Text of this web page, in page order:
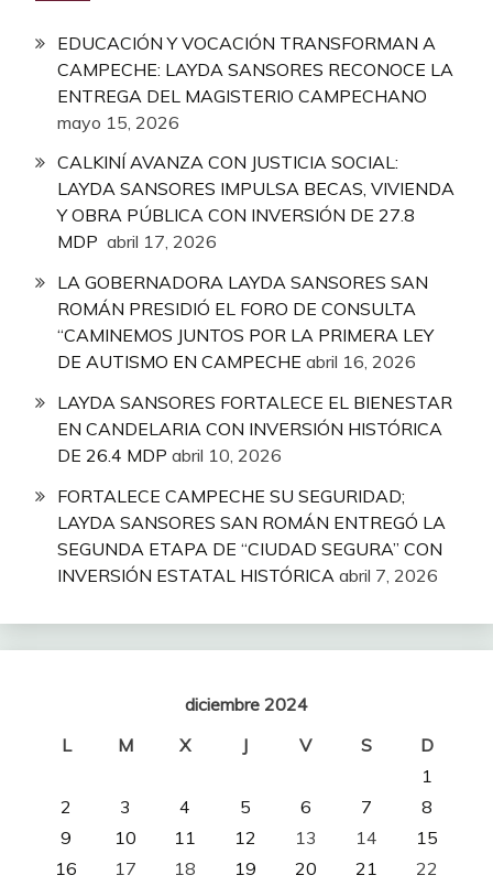
EDUCACIÓN Y VOCACIÓN TRANSFORMAN A
CAMPECHE: LAYDA SANSORES RECONOCE LA
ENTREGA DEL MAGISTERIO CAMPECHANO
mayo 15, 2026
CALKINÍ AVANZA CON JUSTICIA SOCIAL:
LAYDA SANSORES IMPULSA BECAS, VIVIENDA
Y OBRA PÚBLICA CON INVERSIÓN DE 27.8
MDP abril 17, 2026
LA GOBERNADORA LAYDA SANSORES SAN
ROMÁN PRESIDIÓ EL FORO DE CONSULTA
“CAMINEMOS JUNTOS POR LA PRIMERA LEY
DE AUTISMO EN CAMPECHE abril 16, 2026
LAYDA SANSORES FORTALECE EL BIENESTAR
EN CANDELARIA CON INVERSIÓN HISTÓRICA
DE 26.4 MDP abril 10, 2026
FORTALECE CAMPECHE SU SEGURIDAD;
LAYDA SANSORES SAN ROMÁN ENTREGÓ LA
SEGUNDA ETAPA DE “CIUDAD SEGURA” CON
INVERSIÓN ESTATAL HISTÓRICA abril 7, 2026
diciembre 2024
L
M X J V S
D
1
2
3 4 5 6 7
8
9
10 11 12 13 14
15
16
17 18 19 20 21
22